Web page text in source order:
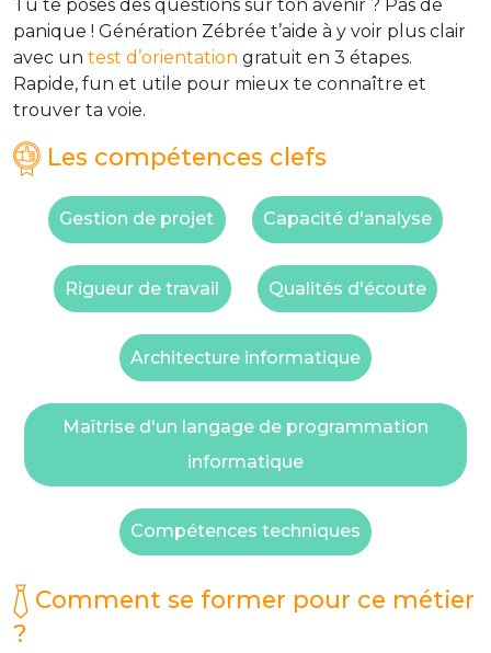
Tu te poses des questions sur ton avenir ? Pas de
panique ! Génération Zébrée t’aide à y voir plus clair
avec un test d’orientation gratuit en 3 étapes.
Rapide, fun et utile pour mieux te connaître et
trouver ta voie.
Les compétences clefs
Gestion de projet Capacité d'analyse
Rigueur de travail Qualités d'écoute
Architecture informatique
Maîtrise d'un langage de programmation
informatique
Compétences techniques
Comment se former pour ce métier
?